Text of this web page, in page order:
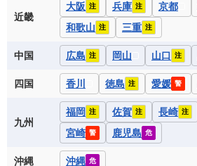
近畿
大阪 注 兵庫 注 京都
和歌山 注 三重 注
中国 広島 注 岡山 山口 注
四国 香川 徳島 注 愛媛 警
九州
福岡 注 佐賀 注 長崎 注
宮崎 警 鹿児島 危
沖縄 沖縄 危